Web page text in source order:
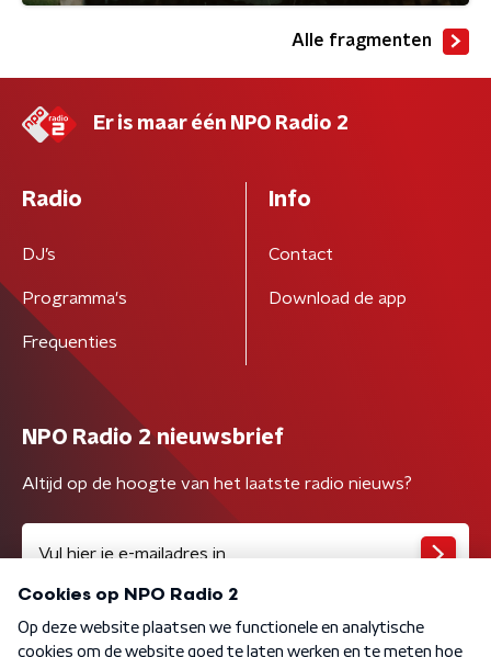
Alle fragmenten
Er is maar één NPO Radio 2
Radio
DJ’s
Programma's
Frequenties
Info
Contact
Download de app
NPO Radio 2 nieuwsbrief
Altijd op de hoogte van het laatste radio nieuws?